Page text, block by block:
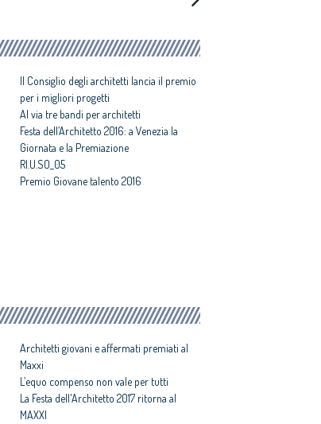
Il Consiglio degli architetti lancia il premio
per i migliori progetti
Al via tre bandi per architetti
Festa dell’Architetto 2016: a Venezia la
Giornata e la Premiazione
RI.U.SO_05
Premio Giovane talento 2016
Architetti giovani e affermati premiati al
Maxxi
L’equo compenso non vale per tutti
La Festa dell'Architetto 2017 ritorna al
MAXXI